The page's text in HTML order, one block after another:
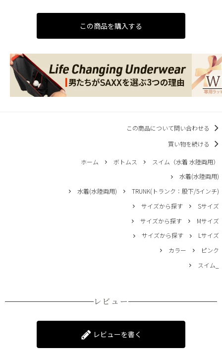
この商品を購入する
この商品について問い合わせる
買い物を続ける
ホーム ボトムス
スイム（水着 水陸両用）
水着(水陸両用)
水着(水陸両用)
TRUNK(トランク：股下/5インチ)
サイズから探す
Sサイズ
サイズから探す
Mサイズ
サイズから探す
Lサイズ
カラー
ピンク
スイム_
レビュー
レビューを書く